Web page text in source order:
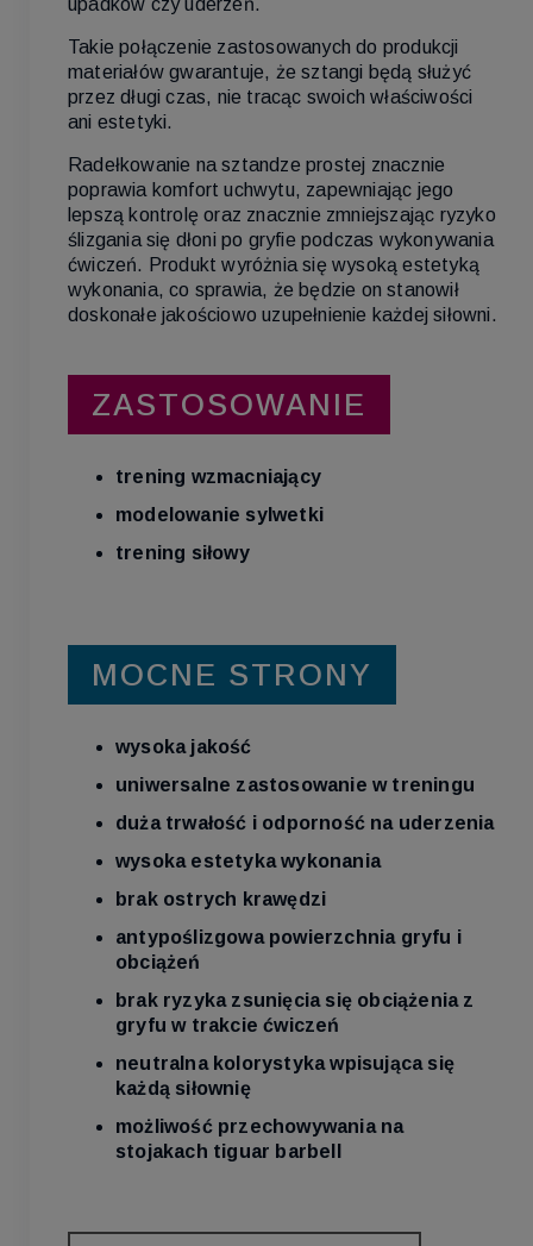
Takie połączenie zastosowanych do produkcji
materiałów gwarantuje, że sztangi będą służyć
przez długi czas, nie tracąc swoich właściwości
ani estetyki.
Radełkowanie na sztandze prostej znacznie
poprawia komfort uchwytu, zapewniając jego
lepszą kontrolę oraz znacznie zmniejszając ryzyko
ślizgania się dłoni po gryfie podczas wykonywania
ćwiczeń. Produkt wyróżnia się wysoką estetyką
wykonania, co sprawia, że będzie on stanowił
doskonałe jakościowo uzupełnienie każdej siłowni.
ZASTOSOWANIE
trening wzmacniający
modelowanie sylwetki
trening siłowy
MOCNE STRONY
wysoka jakość
uniwersalne zastosowanie w treningu
duża trwałość i odporność na uderzenia
wysoka estetyka wykonania
brak ostrych krawędzi
antypoślizgowa powierzchnia gryfu i
obciążeń
brak ryzyka zsunięcia się obciążenia z
gryfu w trakcie ćwiczeń
neutralna kolorystyka wpisująca się
każdą siłownię
możliwość przechowywania na
stojakach tiguar barbell